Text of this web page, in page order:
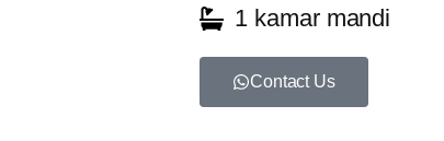
1 kamar mandi
Contact Us